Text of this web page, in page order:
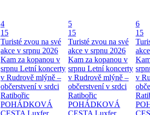
4
15
Turisté zvou na své
akce v srpnu 2026
Kam za kopanou v
srpnu Letní koncerty
v Rudrově mlýně –
občerstvení v srdci
Ratibořic
POHÁDKOVÁ
CESTA Luxfer
5
15
Turisté zvou na své
akce v srpnu 2026
Kam za kopanou v
srpnu Letní koncerty
v Rudrově mlýně –
občerstvení v srdci
Ratibořic
POHÁDKOVÁ
CESTA Luxfer
6
15
v